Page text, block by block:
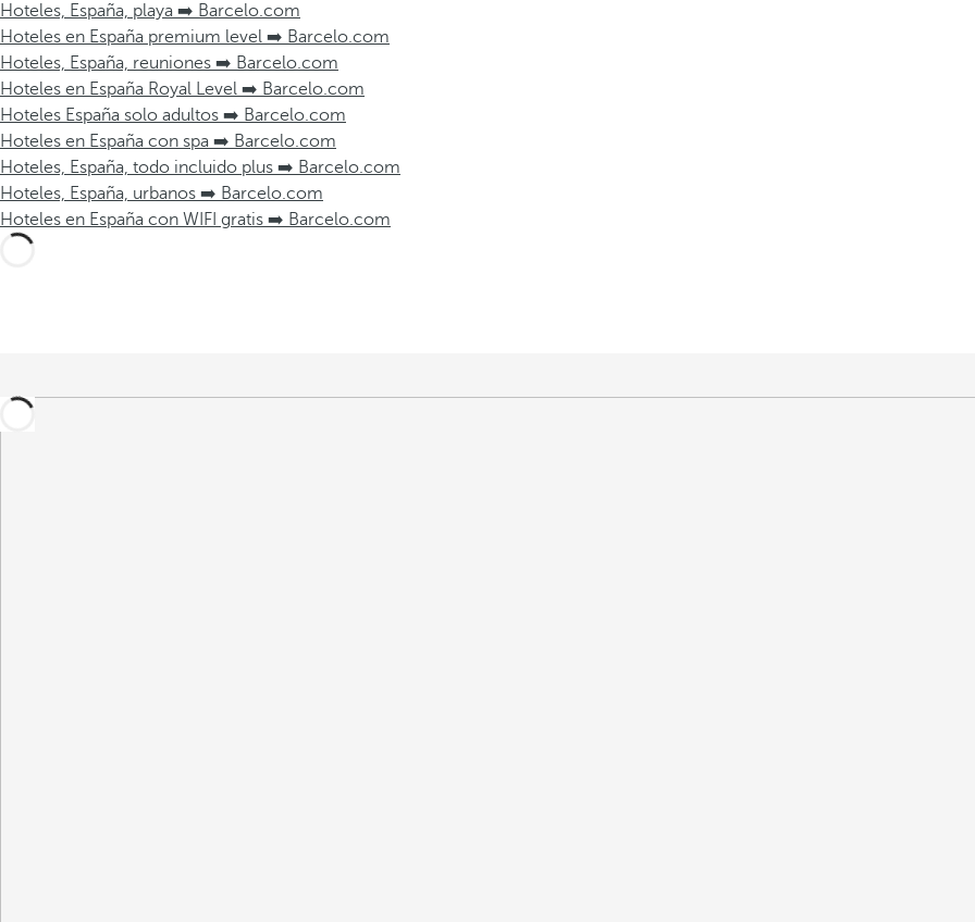
Hoteles, España, playa ➡️ Barcelo.com
Hoteles en España premium level ➡️ Barcelo.com
Hoteles, España, reuniones ➡️ Barcelo.com
Hoteles en España Royal Level ➡️ Barcelo.com
Hoteles España solo adultos ➡️ Barcelo.com
Hoteles en España con spa ➡️ Barcelo.com
Hoteles, España, todo incluido plus ➡️ Barcelo.com
Hoteles, España, urbanos ➡️ Barcelo.com
Hoteles en España con WIFI gratis ➡️ Barcelo.com